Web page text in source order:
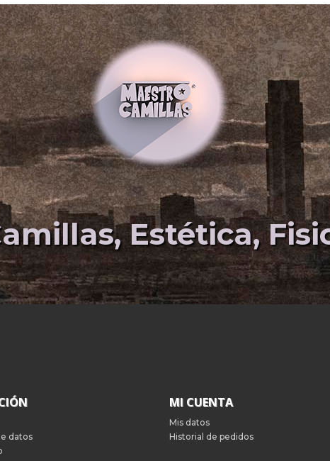
Estética,
datos
MI CUENTA
Mis datos
Historial de pedidos